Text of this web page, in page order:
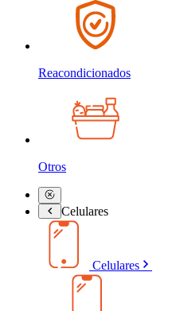
Reacondicionados
Otros
Celulares
Celulares